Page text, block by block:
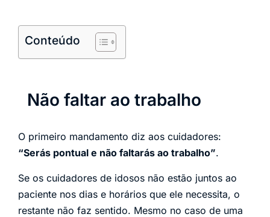
Conteúdo
Não faltar ao trabalho
O primeiro mandamento diz aos cuidadores:
“Serás pontual e não faltarás ao trabalho”.
Se os cuidadores de idosos não estão juntos ao
paciente nos dias e horários que ele necessita, o
restante não faz sentido. Mesmo no caso de uma